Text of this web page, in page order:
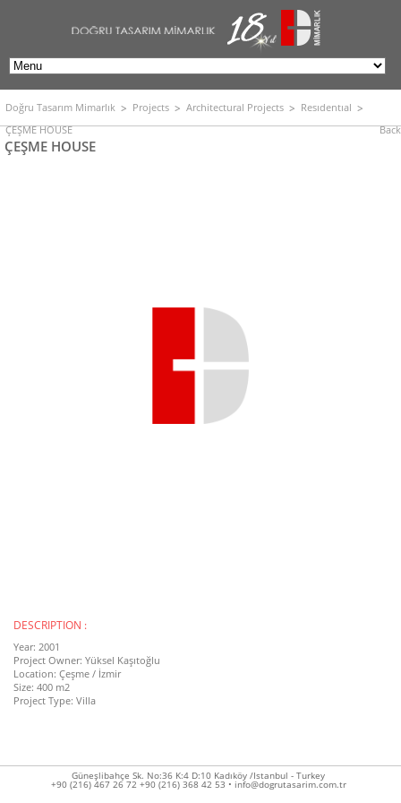
Doğru Tasarım Mimarlık Projects Architectural Projects
Resıdentıal
ÇEŞME HOUSE
Back
ÇEŞME HOUSE
DESCRIPTION :
Year: 2001
Project Owner: Yüksel Kaşıtoğlu
Location: Çeşme / İzmir
Size: 400 m2
Project Type: Villa
Güneşlibahçe Sk. No:36 K:4 D:10 Kadıköy /Istanbul - Turkey
+90 (216) 467 26 72 +90 (216) 368 42 53 • info@dogrutasarim.com.tr